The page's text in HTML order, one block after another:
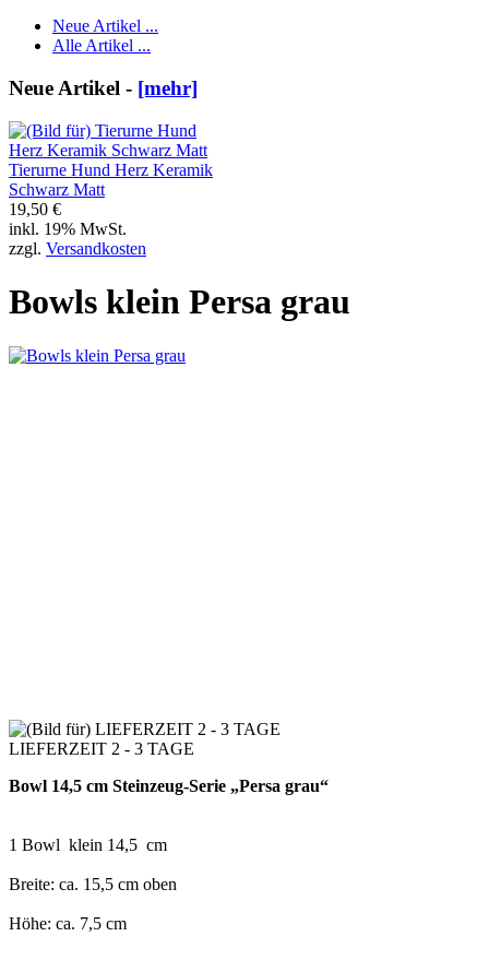
Neue Artikel ...
Alle Artikel ...
Neue Artikel - [mehr]
Tierurne Hund Herz Keramik
Schwarz Matt
19,50 €
inkl. 19% MwSt.
zzgl. Versandkosten
Bowls klein Persa grau
LIEFERZEIT 2 - 3 TAGE
Bowl 14,5 cm Steinzeug-Serie „Persa grau“
1 Bowl klein 14,5 cm
Breite: ca. 15,5 cm oben
Höhe: ca. 7,5 cm